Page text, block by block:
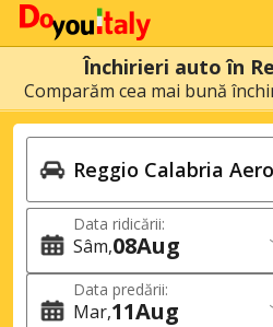
Închirieri auto în
Comparăm cea mai bună
Data ridicării:
Sâm 08Aug
Data predării:
Mar 11Aug